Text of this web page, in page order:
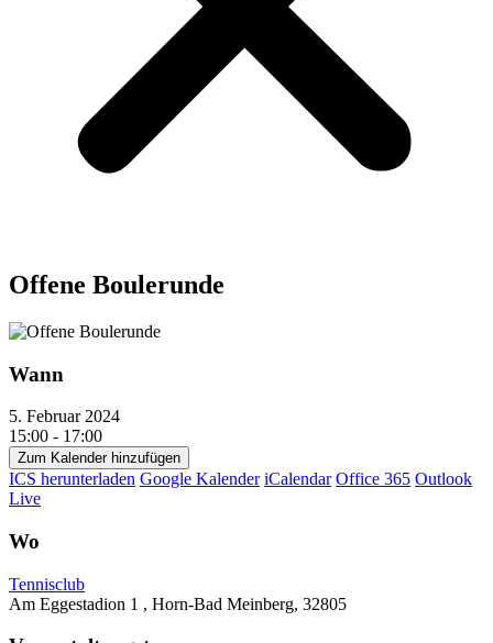
Offene Boulerunde
Wann
5. Februar 2024
15:00 - 17:00
Zum Kalender hinzufügen
ICS herunterladen Google Kalender iCalendar Office 365 Outlook
Live
Wo
Tennisclub
Am Eggestadion 1 , Horn-Bad Meinberg, 32805